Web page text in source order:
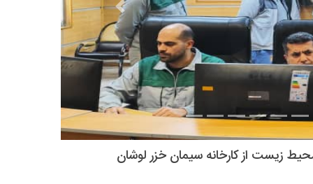
بازدید دکتر رنجکش مدیرکل سرمایه گذاری و اشتغال